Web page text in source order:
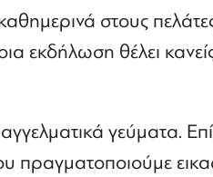
στους
εκδήλωση θέλει
γεύματα.
πραγματοποιούμε